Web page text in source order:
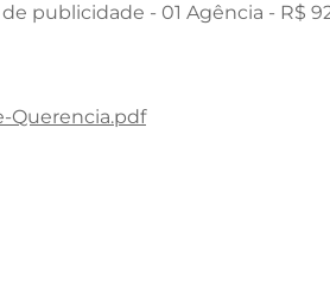
publicidade - 01 Agência - R$
Querencia.pdf